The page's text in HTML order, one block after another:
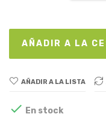
AÑADIR A LA
AÑADIR A LA LISTA
 En stock